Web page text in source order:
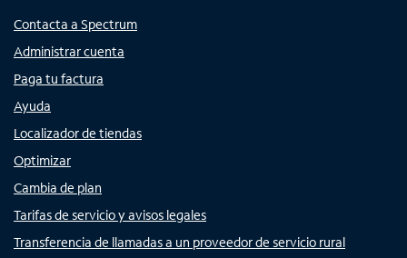
Contacta a Spectrum
Administrar cuenta
Paga tu factura
Ayuda
Localizador de tiendas
Optimizar
Cambia de plan
Tarifas de servicio y avisos legales
Transferencia de llamadas a un proveedor de servicio rural